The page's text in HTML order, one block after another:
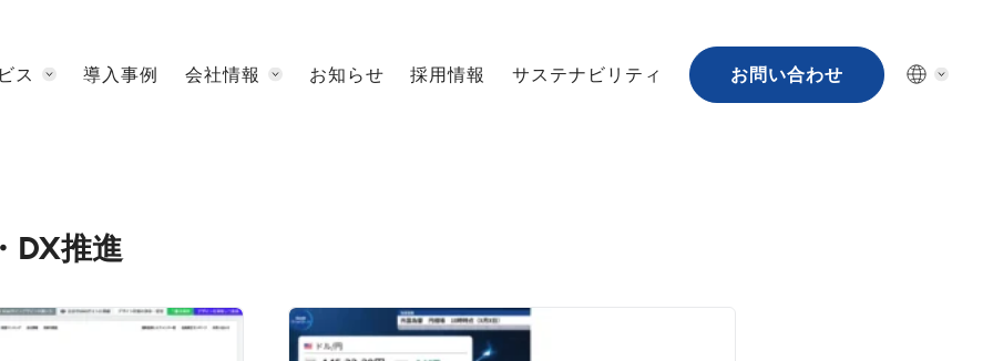
ス 導入事例 会社情報 お知らせ 採用情報 サステナビリティ お問い合わせ
DX推進